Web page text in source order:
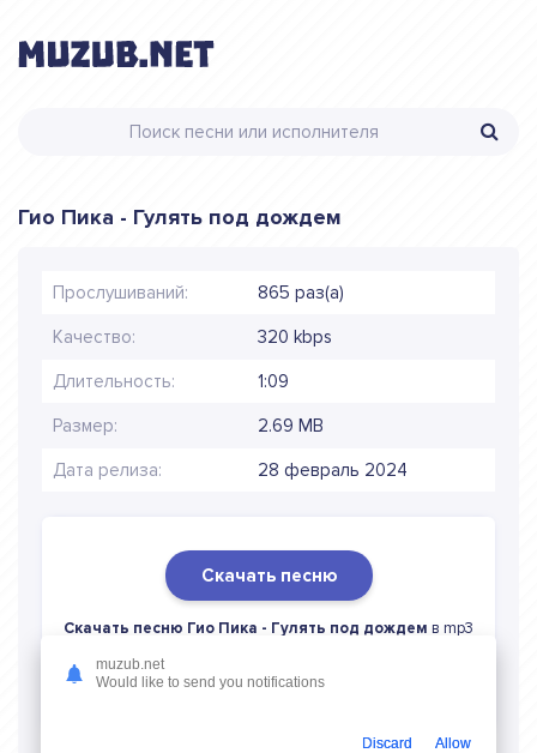
Гио Пика - Гулять под дождем
Прослушиваний: 865 раз(а)
Качество: 320 kbps
Длительность: 1:09
Размер: 2.69 MB
Дата релиза: 28 февраль 2024
Скачать песню
Скачать песню Гио Пика - Гулять под дождем в mp3
музыку в режиме онлайн
muzub.net
Would like to send you notifications
Discard Allow